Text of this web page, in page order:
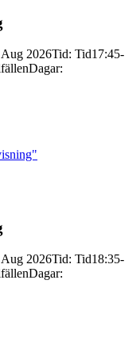
Aug 2026Tid: Tid17:45-
Dagar:
Aug 2026Tid: Tid18:35-
Dagar: